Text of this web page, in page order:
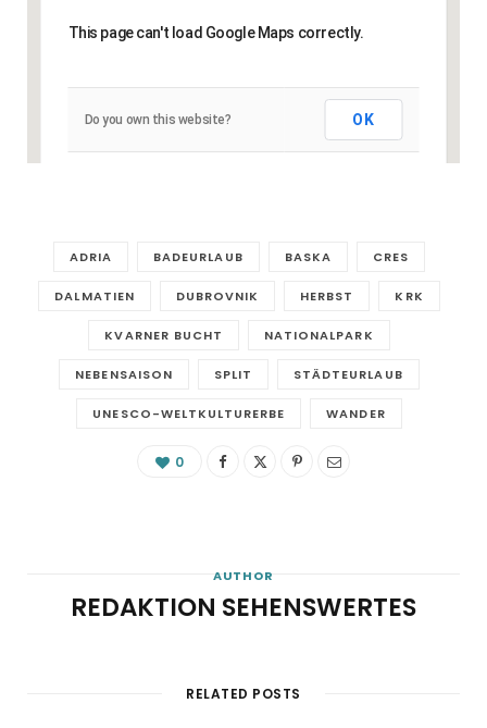
This page can't load Google Maps correctly.
Do you own this website? OK
ADRIA BADEURLAUB BASKA CRES
DALMATIEN DUBROVNIK HERBST KRK
KVARNER BUCHT NATIONALPARK
NEBENSAISON SPLIT STÄDTEURLAUB
UNESCO-WELTKULTURERBE WANDER
0
AUTHOR
REDAKTION SEHENSWERTES
RELATED POSTS